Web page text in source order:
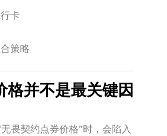
卡
策略
格并不是最关键因
畏契约点券价格”时，会陷入